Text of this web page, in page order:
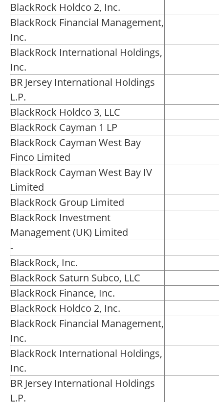
BlackRock Holdco 2, Inc.
BlackRock Financial Management,
Inc.
BlackRock International Holdings,
Inc.
BR Jersey International Holdings
L.P.
BlackRock Holdco 3, LLC
BlackRock Cayman 1 LP
BlackRock Cayman West Bay
Finco Limited
BlackRock Cayman West Bay IV
Limited
BlackRock Group Limited
BlackRock Investment
Management (UK) Limited
-
BlackRock, Inc.
BlackRock Saturn Subco, LLC
BlackRock Finance, Inc.
BlackRock Holdco 2, Inc.
BlackRock Financial Management,
Inc.
BlackRock International Holdings,
Inc.
BR Jersey International Holdings
L.P.